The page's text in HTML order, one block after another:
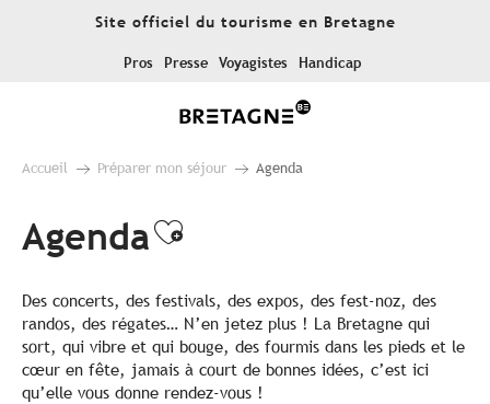
Site officiel du tourisme en Bretagne
Pros Presse Voyagistes Handicap
Accueil Préparer mon séjour Agenda
AgendaAjouter aux favoris
Des concerts, des festivals, des expos, des fest-noz, des
randos, des régates… N’en jetez plus ! La Bretagne qui
sort, qui vibre et qui bouge, des fourmis dans les pieds et le
cœur en fête, jamais à court de bonnes idées, c’est ici
qu’elle vous donne rendez-vous !